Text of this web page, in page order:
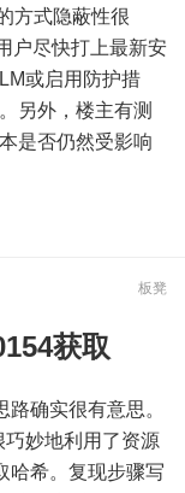
方式隐蔽性很
户尽快打上最新安
或启用防护措
另外，楼主有测
是否仍然受影响
板凳
获取
确实很有意思。
妙地利用了资源
哈希。复现步骤写